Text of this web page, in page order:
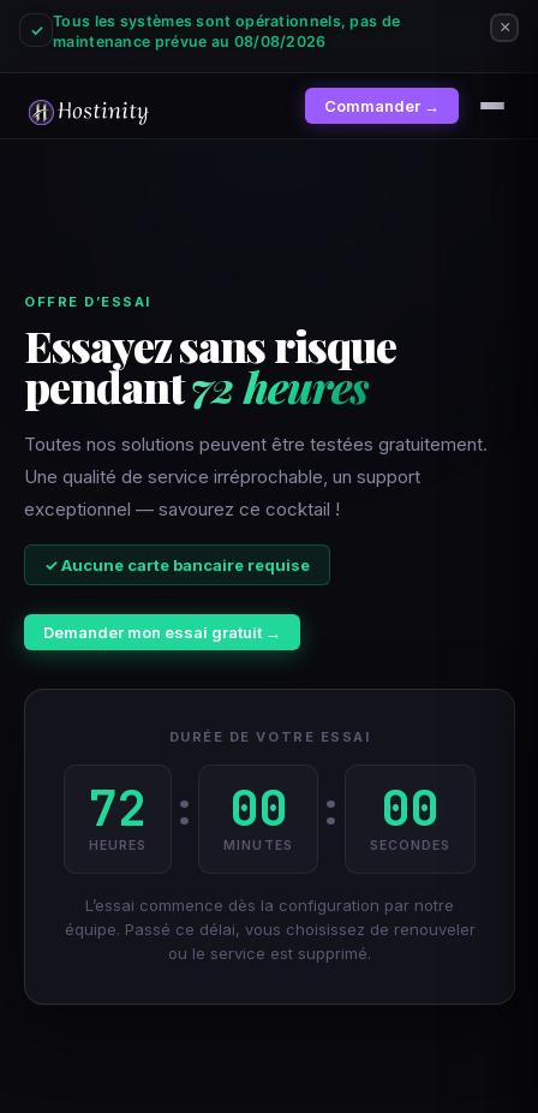
✓ Tous les systèmes sont opérationnels, pas de
maintenance prévue au 08/08/2026
×
Commander →
OFFRE D’ESSAI
Essayez sans risque
pendant72 heures
Toutes nos solutions peuvent être testées gratuitement.
Une qualité de service irréprochable, un support
exceptionnel — savourez ce cocktail !
✓ Aucune carte bancaire requise
Demander mon essai gratuit →
DURÉE DE VOTRE ESSAI
72
HEURES
: 00
MINUTES
: 00
SECONDES
L’essai commence dès la configuration par notre
équipe. Passé ce délai, vous choisissez de renouveler
ou le service est supprimé.